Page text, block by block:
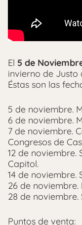
El 5 de
invierno de Justo
Éstas son las
5 de noviembre.
6 de noviembre.
7 de noviembre.
Congresos de
12 de noviembre.
Capitol.
14 de noviembre.
26 de noviembre.
28 de noviembre.
Puntos de venta: